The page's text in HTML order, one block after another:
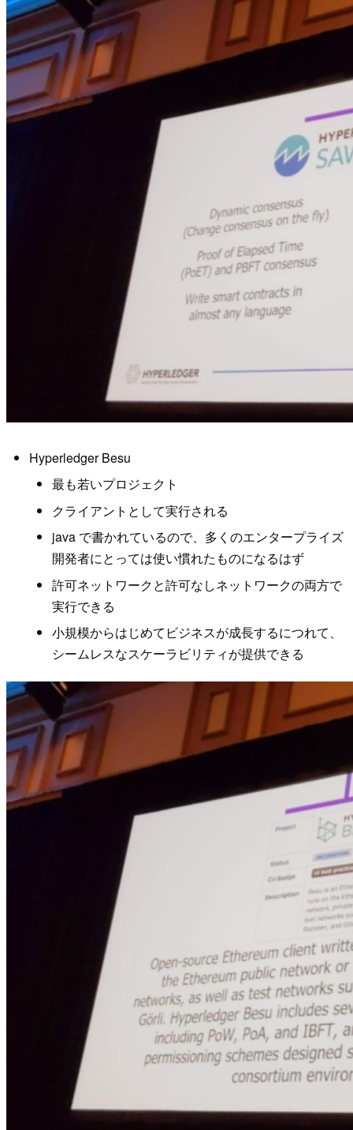
Hyperledger Besu
最も若いプロジェクト
クライアントとして実行される
java で書かれているので、多くのエンタープライズ
開発者にとっては使い慣れたものになるはず
許可ネットワークと許可なしネットワークの両方で
実行できる
小規模からはじめてビジネスが成長するにつれて、
シームレスなスケーラビリティが提供できる